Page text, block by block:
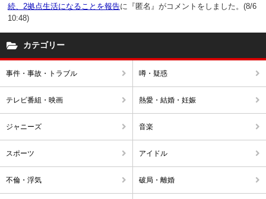
続、2拠点生活になることを報告に『匿名』がコメントをしました。(8/6
10:48)
カテゴリー
事件・事故・トラブル 噂・疑惑
テレビ番組・映画 熱愛・結婚・妊娠
ジャニーズ 音楽
スポーツ アイドル
不倫・浮気 破局・離婚